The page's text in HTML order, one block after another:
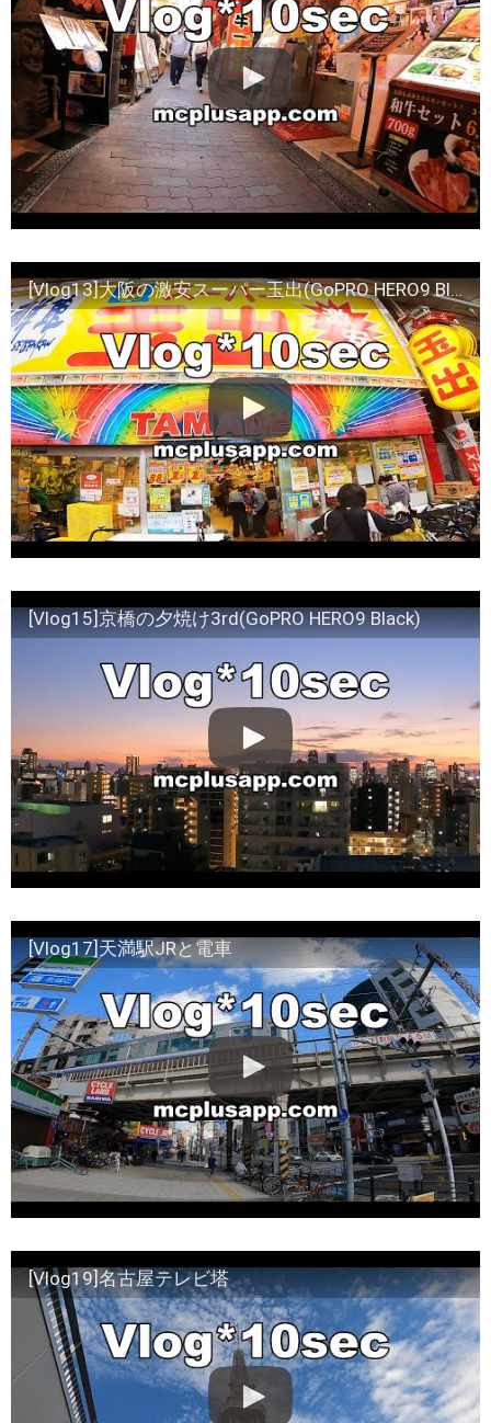
[Vlog13]大阪の激安スーパー玉出(GoPRO HERO9 Black)
[Vlog15]京橋の夕焼け3rd(GoPRO HERO9 Black)
[Vlog17]天満駅JRと電車
[Vlog19]名古屋テレビ塔